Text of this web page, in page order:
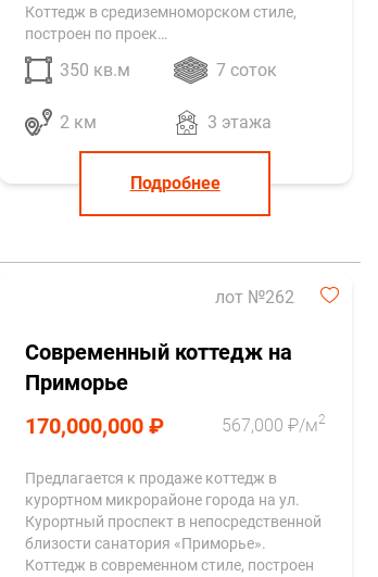
Коттедж в средиземноморском стиле,
построен по проек…
350 кв.м 7 соток
2 км 3 этажа
Подробнее
лот №262
Современный коттедж на
Приморье
170,000,000 ₽
567,000 ₽/м2
Предлагается к продаже коттедж в
курортном микрорайоне города на ул.
Курортный проспект в непосредственной
близости санатория «Приморье».
Коттедж в современном стиле, построен